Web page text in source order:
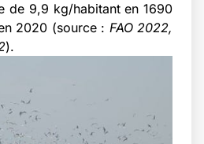
de 9,9 kg/habitant en 1690
2020 (source : FAO 2022,
).